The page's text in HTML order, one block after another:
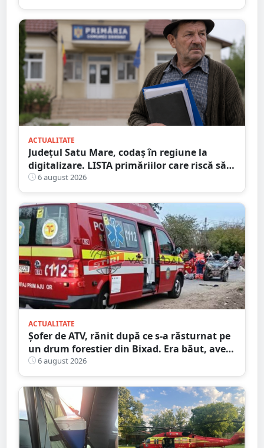
ACTUALITATE
Județul Satu Mare, codaș în regiune la
digitalizare. LISTA primăriilor care riscă să
piardă bani de la buget
6 august 2026
ACTUALITATE
Șofer de ATV, rănit după ce s-a răsturnat pe
un drum forestier din Bixad. Era băut, avea
permisul anulat, iar vehiculul nu era
înmatriculat
6 august 2026